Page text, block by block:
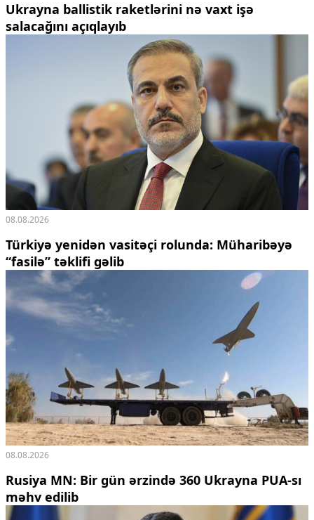
Ukrayna ballistik raketlərini nə vaxt işə
salacağını açıqlayıb
08.08.2026
Türkiyə yenidən vasitəçi rolunda: Müharibəyə
“fasilə” təklifi gəlib
08.08.2026
Rusiya MN: Bir gün ərzində 360 Ukrayna PUA-sı
məhv edilib